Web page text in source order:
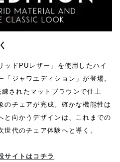
ッドPUレザー」を使用したハイ
ジャワエディション」が登場。
されたマットブラウンで仕上
のチェアが完成。確かな機能性は
と向かうデザインは、これまでの
代のチェア体験へと導く。
サイトはコチラ